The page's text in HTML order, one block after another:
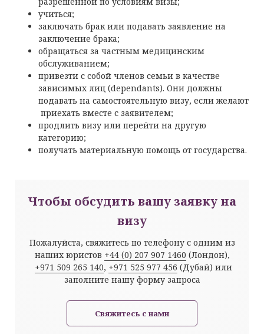
учиться;
заключать брак или подавать заявление на
заключение брака;
обращаться за частным медицинским
обслуживанием;
привезти с собой членов семьи в качестве
зависимых лиц (dependants). Они должны
подавать на самостоятельную визу, если желают
приехать вместе с заявителем;
продлить визу или перейти на другую
категорию;
получать материальную помощь от государства.
Чтобы обсудить вашу заявку на
визу
Пожалуйста, свяжитесь по телефону с одним из
наших юристов +44 (0) 207 907 1460 (Лондон),
+971 509 265 140, +971 525 977 456 (Дубай) или
заполните нашу форму запроса
Свяжитесь с нами